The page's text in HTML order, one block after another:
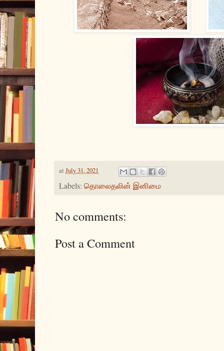
at July 31, 2021
Labels: தொலைதலின் இனிமை
No comments:
Post a Comment